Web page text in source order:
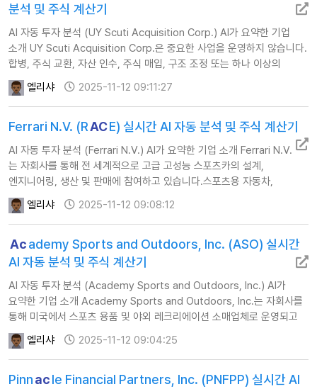
분석 및 주식 계산기
AI 자동 투자 분석 (UY Scuti Acquisition Corp.) AI가 요약한 기업
소개 UY Scuti Acquisition Corp.은 중요한 사업을 운영하지 않습니다.
합병, 주식 교환, 자산 인수, 주식 매입, 구조 조정 또는 하나 이상의
기업과 유사한 사업 결합을 수행하는 데 중점을 둡니다. …
엘리샤 2025-11-12 09:11:27
Ferrari N.V. (RACE) 실시간 AI 자동 분석 및 주식 계산기
AI 자동 투자 분석 (Ferrari N.V.) AI가 요약한 기업 소개 Ferrari N.V.
는 자회사를 통해 전 세계적으로 고급 고성능 스포츠카의 설계,
엔지니어링, 생산 및 판매에 참여하고 있습니다.스포츠용 자동차,
트랙용 자동차, 일회용 자동차, 도로용 자동차는 물론 슈퍼카도
제공합니다.이 회사는 또한 …
엘리샤 2025-11-12 09:08:12
Academy Sports and Outdoors, Inc. (ASO) 실시간
AI 자동 분석 및 주식 계산기
AI 자동 투자 분석 (Academy Sports and Outdoors, Inc.) AI가
요약한 기업 소개 Academy Sports and Outdoors, Inc.는 자회사를
통해 미국에서 스포츠 용품 및 야외 레크리에이션 소매업체로 운영되고
있습니다.아웃도어 부문은 쿨러, 음료수 용기, 캠핑 액세서리,…
엘리샤 2025-11-12 09:04:25
Pinnacle Financial Partners, Inc. (PNFPP) 실시간 AI